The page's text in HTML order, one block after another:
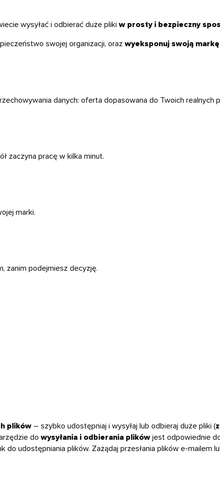
wysyłać i odbierać duże pliki w prosty i bezpieczny
swojej organizacji, oraz wyeksponuj swoją markę
danych: oferta dopasowana do Twoich realnych
zaczyna pracę w kilka minut.
marki.
zanim podejmiesz decyzję.
plików – szybko udostępniaj i wysyłaj lub odbieraj duże pliki (
do wysyłania i odbierania plikówjest odpowiednie
do udostępniania plików. Zażądaj przesłania plików e-